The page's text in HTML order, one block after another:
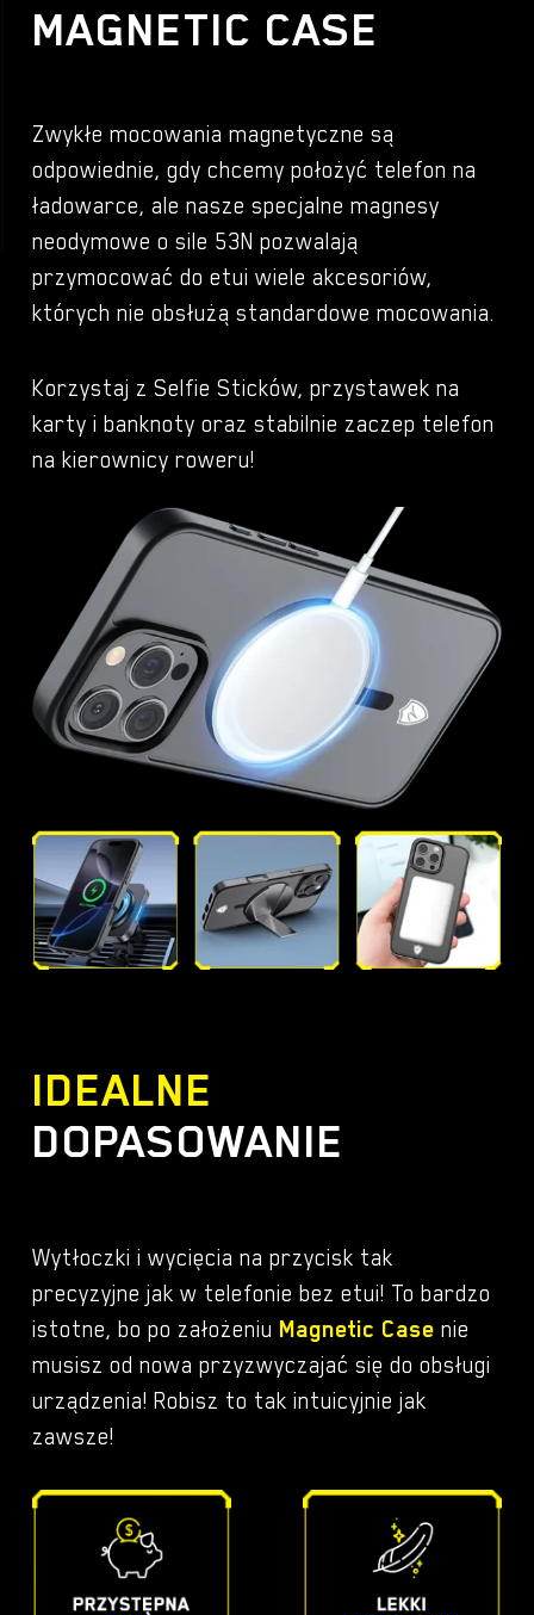
MAGNETIC CASE
Zwykłe mocowania magnetyczne są
odpowiednie, gdy chcemy położyć telefon na
ładowarce, ale nasze specjalne magnesy
neodymowe o sile 53N pozwalają
przymocować do etui wiele akcesoriów,
których nie obsłużą standardowe mocowania.
Korzystaj z Selfie Sticków, przystawek na
karty i banknoty oraz stabilnie zaczep telefon
na kierownicy roweru!
IDEALNE
DOPASOWANIE
Wytłoczki i wycięcia na przycisk tak
precyzyjne jak w telefonie bez etui! To bardzo
istotne, bo po założeniu Magnetic Case nie
musisz od nowa przyzwyczajać się do obsługi
urządzenia! Robisz to tak intuicyjnie jak
zawsze!